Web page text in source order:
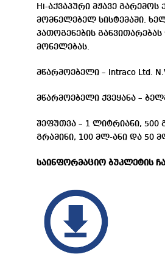
Hi-აქვაპური მჟავე გარემოს
მომნელებელ სისტემაში.
პათოგენების განვითარებას
მონელებას.
მწარმოებელი – Intraco Ltd.
მწარმოებელი ქვეყანა –
შეფუთვა – 1 ლიტრიანი, 500
გრამინი, 100 მლ-ანი და 50
საინფორმაციო ბუკლეტის